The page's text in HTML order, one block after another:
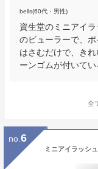
bells(60代・男性)
資生堂のミニアイ
のビューラーで、
はさむだけで、き
ーンゴムが付いて
全
no. 6